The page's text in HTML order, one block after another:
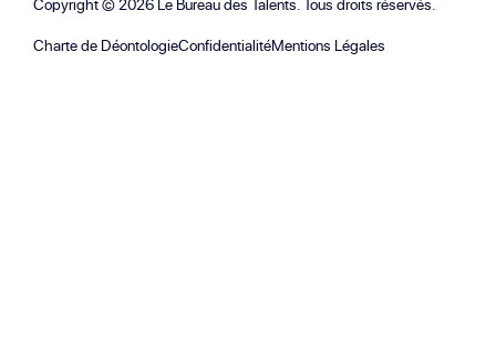
Charte de DéontologieConfidentialitéMentions Légales